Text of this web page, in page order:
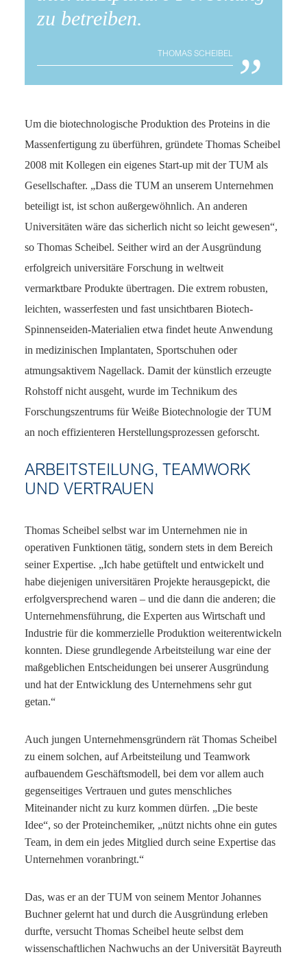
zu betreiben.
THOMAS SCHEIBEL „
Um die biotechnologische Produktion des Proteins in die
Massenfertigung zu überführen, gründete Thomas Scheibel
2008 mit Kollegen ein eigenes Start-up mit der TUM als
Gesellschafter. „Dass die TUM an unserem Unternehmen
beteiligt ist, ist schon außergewöhnlich. An anderen
Universitäten wäre das sicherlich nicht so leicht gewesen“,
so Thomas Scheibel. Seither wird an der Ausgründung
erfolgreich universitäre Forschung in weltweit
vermarktbare Produkte übertragen. Die extrem robusten,
leichten, wasserfesten und fast unsichtbaren Biotech-
Spinnenseiden-Materialien etwa findet heute Anwendung
in medizinischen Implantaten, Sportschuhen oder
atmungsaktivem Nagellack. Damit der künstlich erzeugte
Rohstoff nicht ausgeht, wurde im Technikum des
Forschungszentrums für Weiße Biotechnologie der TUM
an noch effizienteren Herstellungsprozessen geforscht.
ARBEITSTEILUNG, TEAMWORK
UND VERTRAUEN
Thomas Scheibel selbst war im Unternehmen nie in
operativen Funktionen tätig, sondern stets in dem Bereich
seiner Expertise. „Ich habe getüftelt und entwickelt und
habe diejenigen universitären Projekte herausgepickt, die
erfolgversprechend waren – und die dann die anderen; die
Unternehmensführung, die Experten aus Wirtschaft und
Industrie für die kommerzielle Produktion weiterentwickeln
konnten. Diese grundlegende Arbeitsteilung war eine der
maßgeblichen Entscheidungen bei unserer Ausgründung
und hat der Entwicklung des Unternehmens sehr gut
getan.“
Auch jungen Unternehmensgründern rät Thomas Scheibel
zu einem solchen, auf Arbeitsteilung und Teamwork
aufbauendem Geschäftsmodell, bei dem vor allem auch
gegenseitiges Vertrauen und gutes menschliches
Miteinander nicht zu kurz kommen dürfen. „Die beste
Idee“, so der Proteinchemiker, „nützt nichts ohne ein gutes
Team, in dem ein jedes Mitglied durch seine Expertise das
Unternehmen voranbringt.“
Das, was er an der TUM von seinem Mentor Johannes
Buchner gelernt hat und durch die Ausgründung erleben
durfte, versucht Thomas Scheibel heute selbst dem
wissenschaftlichen Nachwuchs an der Universität Bayreuth